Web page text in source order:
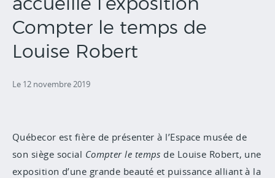
accueille l’exposition
Compter le temps de
Louise Robert
Le 12 novembre 2019
Québecor est fière de présenter à l’Espace musée de
son siège social Compter le temps de Louise Robert, une
exposition d’une grande beauté et puissance alliant à la